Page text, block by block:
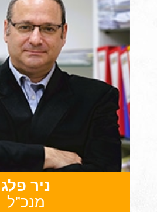
ניר פלג
מנכ”ל